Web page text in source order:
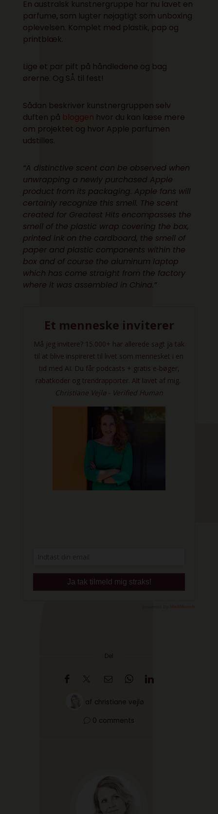
En australsk kunstnergruppe har nu lavet en
parfume, som lugter nøjagtigt som unboxing
oplevelsen. Komplet med plastik, pap og
printblæk.
Lige et par pift på håndledene og bag
ørerne. Og SÅ til fest!
Sådan beskriver kunstnergruppen selv
duften på bloggen hvor du kan læse mere
om projektet og hvor Apple parfumen
udstilles.
“A distinctive scent can be observed when
unwrapping a newly purchased Apple
product from its packaging. Apple fans will
certainly recognize this smell. The scent
created for Greatest Hits encompasses the
smell of the plastic wrap covering the box,
printed ink on the cardboard, the smell of
paper and plastic components within the
box and of course the aluminum laptop
which has come straight from the factory
where it was assembled in China.”
Del
af christiane vejlø
0 comments